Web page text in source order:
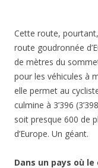
Cette route, pourtant,
route goudronnée
de mètres du
pour les véhicules à
elle permet au
culmine à 3’396
soit presque 600 de
d’Europe. Un géant.
Dans un pays où